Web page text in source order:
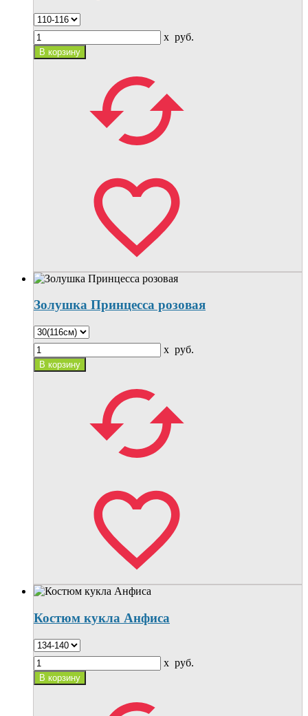
x руб.
Золушка Принцесса розовая
x руб.
Костюм кукла Анфиса
x руб.